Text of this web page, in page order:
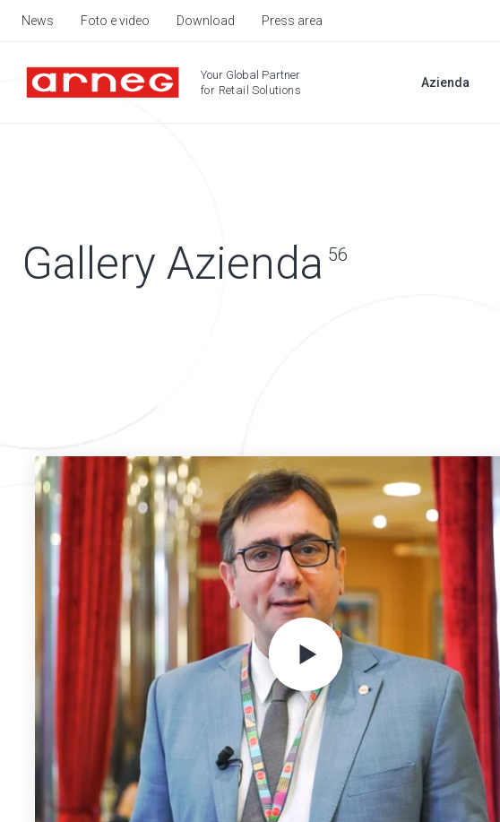
News Foto e video Download Press area
Your Global Partner
for Retail Solutions
Azienda
Gallery Azienda 56